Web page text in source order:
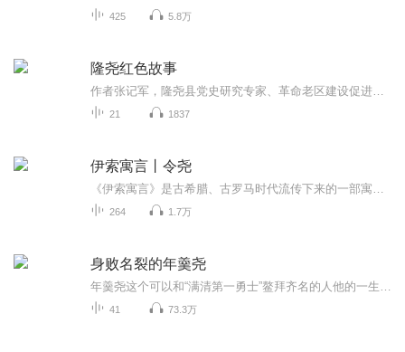
425 5.8万
隆尧红色故事
21 1837
伊索寓言丨令尧
264 1.7万
身败名裂的年羹尧
41 73.3万